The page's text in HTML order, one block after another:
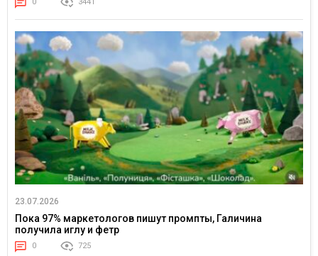
0 3441
23.07.2026
Пока 97% маркетологов пишут промпты, Галичина
получила иглу и фетр
0 725